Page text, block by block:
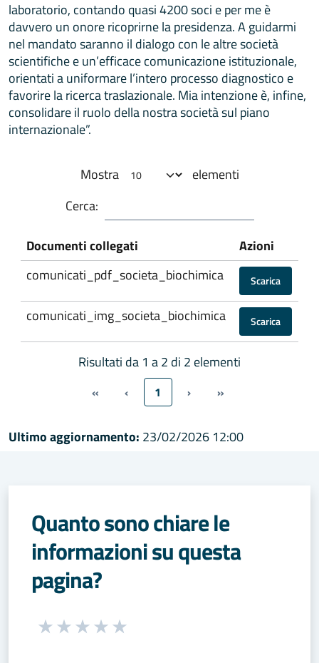
laboratorio, contando quasi 4200 soci e per me è
davvero un onore ricoprirne la presidenza. A guidarmi
nel mandato saranno il dialogo con le altre società
scientifiche e un’efficace comunicazione istituzionale,
orientati a uniformare l’intero processo diagnostico e
favorire la ricerca traslazionale. Mia intenzione è, infine,
consolidare il ruolo della nostra società sul piano
internazionale”.
Mostra
elementi
Cerca:
Documenti collegati
Azioni
comunicati_pdf_societa_biochimica
Scarica
comunicati_img_societa_biochimica Scarica
Risultati da 1 a 2 di 2 elementi
« ‹ 1 › »
Ultimo aggiornamento: 23/02/2026 12:00
Quanto sono chiare le
informazioni su questa
pagina?
Seleziona una valutazione da 1 a 5 stelle